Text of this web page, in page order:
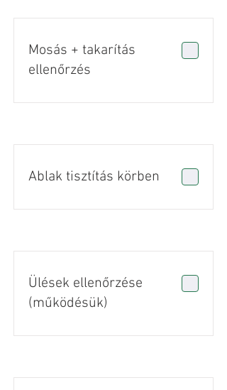
Mosás + takarítás
ellenőrzés
Ablak tisztítás körben
Ülések ellenőrzése
(működésük)